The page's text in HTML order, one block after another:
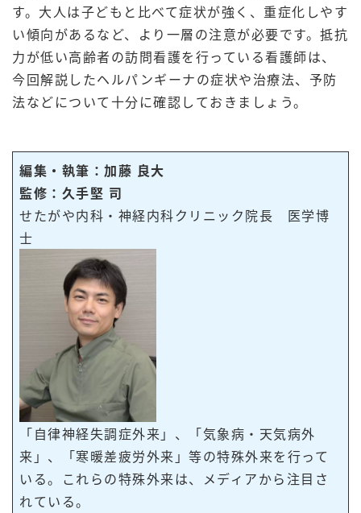
す。大人は子どもと比べて症状が強く、重症化しやす
い傾向があるなど、より一層の注意が必要です。抵抗
力が低い高齢者の訪問看護を行っている看護師は、
今回解説したヘルパンギーナの症状や治療法、予防
法などについて十分に確認しておきましょう。
編集・執筆：加藤 良大
監修：久手堅 司
せたがや内科・神経内科クリニック院長 医学博
士
「自律神経失調症外来」、「気象病・天気病外
来」、「寒暖差疲労外来」等の特殊外来を行って
いる。これらの特殊外来は、メディアから注目さ
れている。